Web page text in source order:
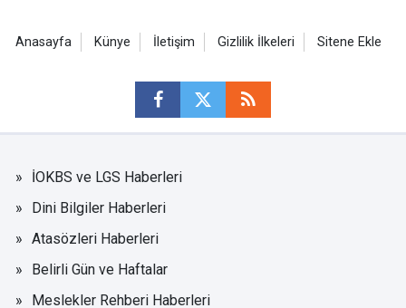
Anasayfa Künye İletişim Gizlilik İlkeleri Sitene Ekle
İOKBS ve LGS Haberleri
Dini Bilgiler Haberleri
Atasözleri Haberleri
Belirli Gün ve Haftalar
Meslekler Rehberi Haberleri